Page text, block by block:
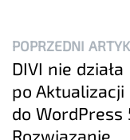
POPRZEDNI
DIVI nie działa
po Aktualizacji
do WordPress
Rozwiązanie